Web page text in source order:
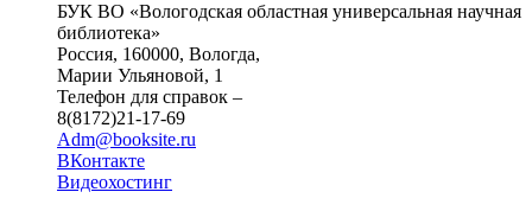
БУК ВО «Вологодская областная универсальная научная
библиотека»
Россия, 160000, Вологда,
Марии Ульяновой, 1
Телефон для справок –
8(8172)21-17-69
Adm@booksite.ru
ВКонтакте
Видеохостинг